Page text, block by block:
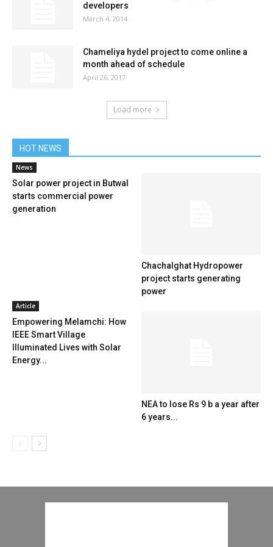
developers
March 4, 2014
Chameliya hydel project to come online a
month ahead of schedule
April 26, 2017
Load more
HOT NEWS
News
Solar power project in Butwal
starts commercial power
generation
Chachalghat Hydropower
project starts generating
power
Article
Empowering Melamchi: How
IEEE Smart Village
Illuminated Lives with Solar
Energy...
NEA to lose Rs 9 b a year after
6 years...